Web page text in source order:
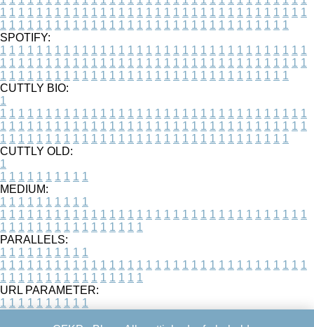
1 1 1 1 1 1 1 1 1 1 1 1 1 1 1 1 1 1 1 1 1 1 1 1 1 1 1 1 1 1 1 1 1 1
1 1 1 1 1 1 1 1 1 1 1 1 1 1 1 1 1 1 1 1 1 1 1 1 1 1 1 1 1 1 1 1
SPOTIFY:
1 1 1 1 1 1 1 1 1 1 1 1 1 1 1 1 1 1 1 1 1 1 1 1 1 1 1 1 1 1 1 1 1 1
1 1 1 1 1 1 1 1 1 1 1 1 1 1 1 1 1 1 1 1 1 1 1 1 1 1 1 1 1 1 1 1 1 1
1 1 1 1 1 1 1 1 1 1 1 1 1 1 1 1 1 1 1 1 1 1 1 1 1 1 1 1 1 1 1 1
CUTTLY BIO:
1
1 1 1 1 1 1 1 1 1 1 1 1 1 1 1 1 1 1 1 1 1 1 1 1 1 1 1 1 1 1 1 1 1 1
1 1 1 1 1 1 1 1 1 1 1 1 1 1 1 1 1 1 1 1 1 1 1 1 1 1 1 1 1 1 1 1 1 1
1 1 1 1 1 1 1 1 1 1 1 1 1 1 1 1 1 1 1 1 1 1 1 1 1 1 1 1 1 1 1 1
CUTTLY OLD:
1
1 1 1 1 1 1 1 1 1 1
MEDIUM:
1 1 1 1 1 1 1 1 1 1
1 1 1 1 1 1 1 1 1 1 1 1 1 1 1 1 1 1 1 1 1 1 1 1 1 1 1 1 1 1 1 1 1 1
1 1 1 1 1 1 1 1 1 1 1 1 1 1 1 1
PARALLELS:
1 1 1 1 1 1 1 1 1 1
1 1 1 1 1 1 1 1 1 1 1 1 1 1 1 1 1 1 1 1 1 1 1 1 1 1 1 1 1 1 1 1 1 1
1 1 1 1 1 1 1 1 1 1 1 1 1 1 1 1
URL PARAMETER:
1 1 1 1 1 1 1 1 1 1